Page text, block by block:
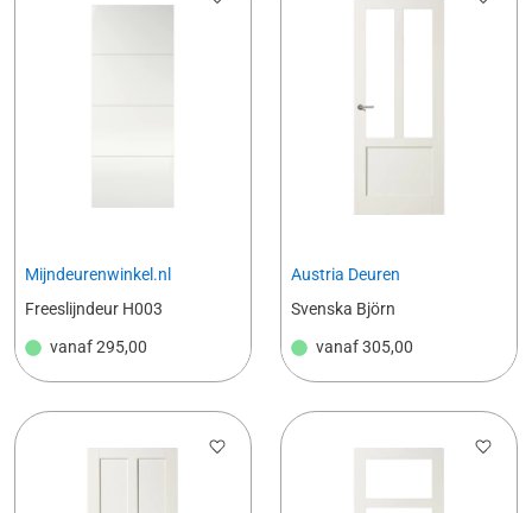
Mijndeurenwinkel.nl
Freeslijndeur H003
vanaf295,00
Austria Deuren
Svenska Björn
vanaf305,00